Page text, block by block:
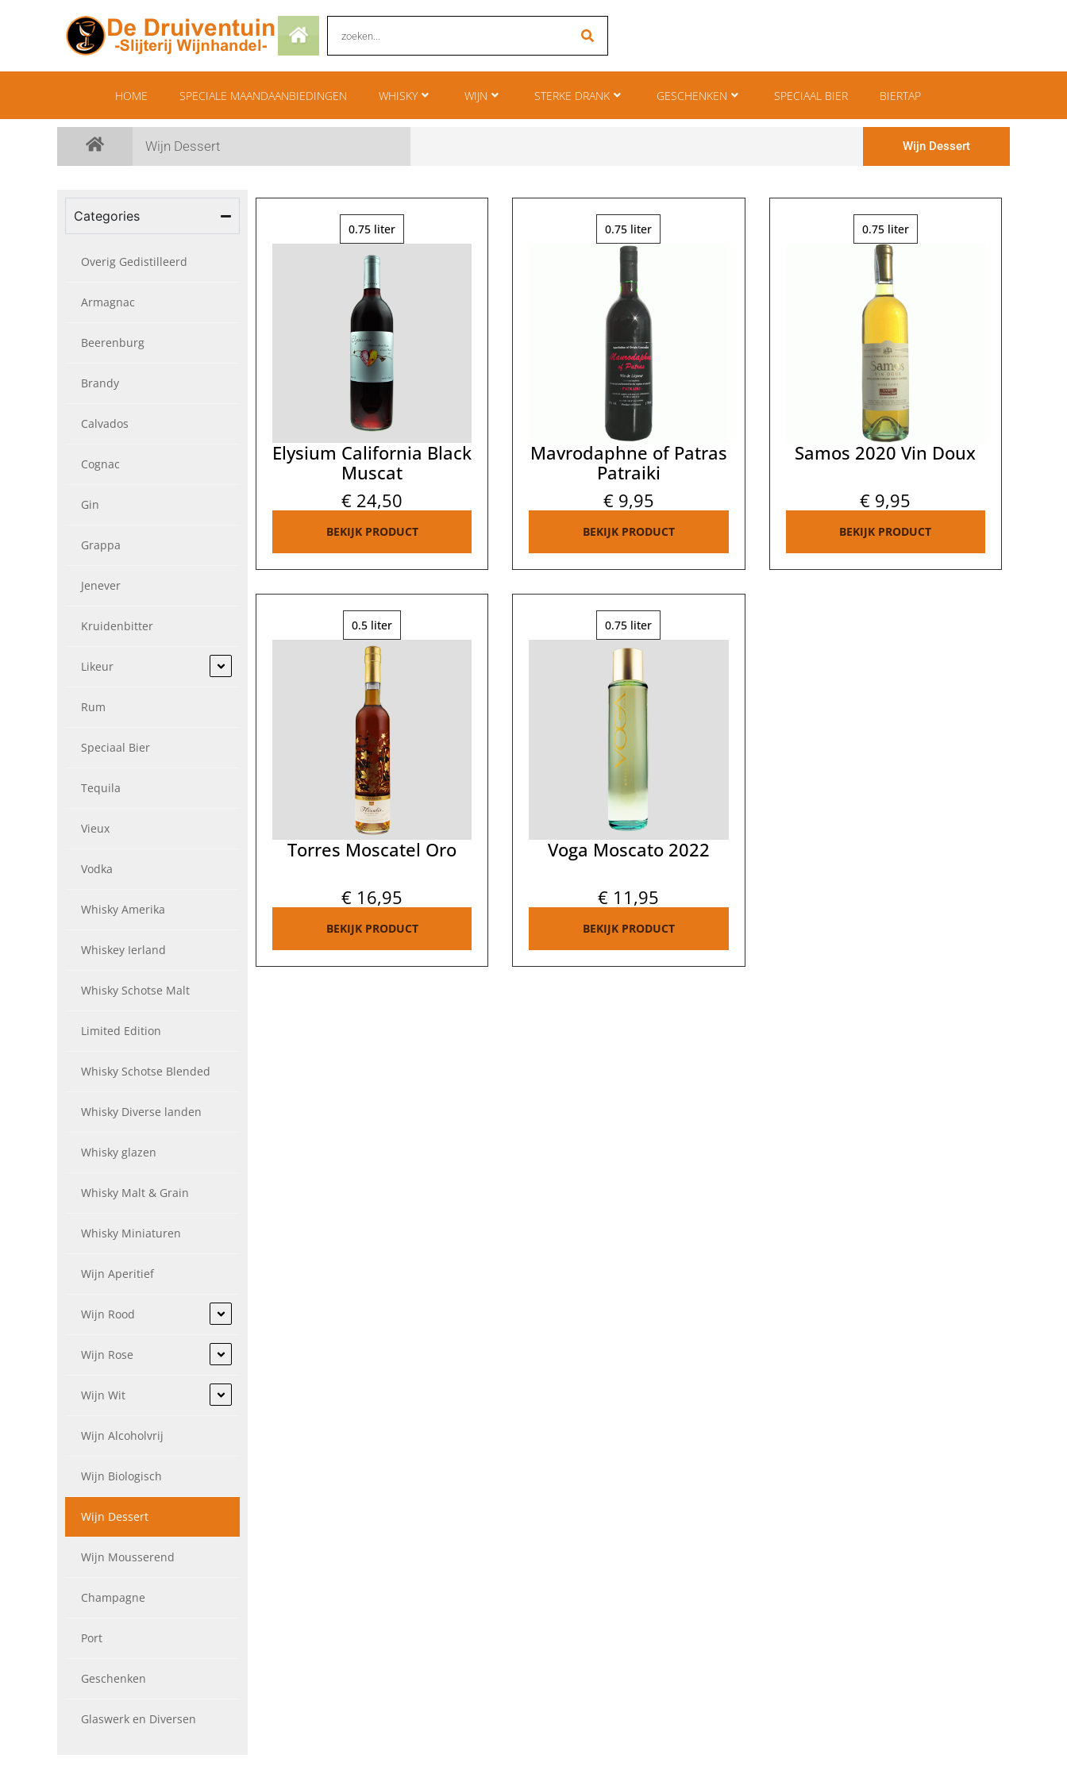
HOME SPECIALE MAANDAANBIEDINGEN WHISKY WIJN STERKE DRANK GESCHENKEN SPECIAAL BIER BIERTAP
Wijn Dessert Wijn Dessert
Categories
Overig Gedistilleerd
Armagnac
Beerenburg
Brandy
Calvados
Cognac
Gin
Grappa
Jenever
Kruidenbitter
Likeur
Rum
Speciaal Bier
Tequila
Vieux
Vodka
Whisky Amerika
Whiskey Ierland
Whisky Schotse Malt
Limited Edition
Whisky Schotse Blended
Whisky Diverse landen
Whisky glazen
Whisky Malt & Grain
Whisky Miniaturen
Wijn Aperitief
Wijn Rood
Wijn Rose
Wijn Wit
Wijn Alcoholvrij
Wijn Biologisch
Wijn Dessert
Wijn Mousserend
Champagne
Port
Geschenken
Glaswerk en Diversen
0.75 liter
Elysium California Black
Muscat
€ 24,50
BEKIJK PRODUCT
0.75 liter
Mavrodaphne of Patras
Patraiki
€ 9,95
BEKIJK PRODUCT
0.75 liter
Samos 2020 Vin Doux
€ 9,95
BEKIJK PRODUCT
0.5 liter
Torres Moscatel Oro
€ 16,95
BEKIJK PRODUCT
0.75 liter
Voga Moscato 2022
€ 11,95
BEKIJK PRODUCT